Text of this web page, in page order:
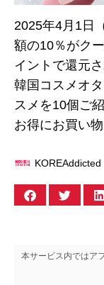
2025年4月1日
額の10％がク
イントで還元
韓国コスメオ
スメを10個ご
お得にお買い
KOREAddicted
本サービス内ではア